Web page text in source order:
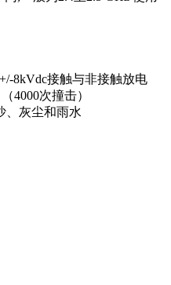
8kVdc接触与非接触放电
4000次撞击）
、灰尘和雨水